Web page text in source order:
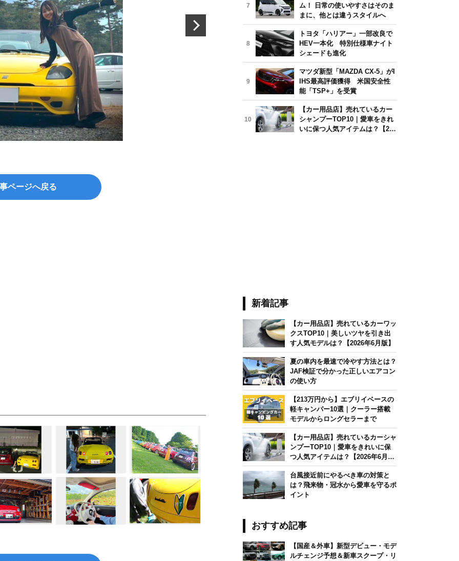
ページへ戻る
7
ム！ 日常の使いやすさはそのま
まに、他とは違うスタイルへ
8
トヨタ「ハリアー」一部改良で
HEV一本化 特別仕様車ナイト
シェードも進化
9
マツダ新型「MAZDA CX-5」がI
IHS最高評価獲得 米国安全性
能「TSP+」を受賞
10
【カー用品店】売れているカー
シャンプーTOP10｜愛車をきれ
いに保つ人気アイテムは？【202
新着記事
【カー用品店】売れているカーワッ
クスTOP10｜美しいツヤを引き出
す人気モデルは？【2026年6月版】
夏の車内を最速で冷やす方法とは？
JAF検証で分かった正しいエアコン
の使い方
【213万円から】エブリイベースの
軽キャンパー10選｜クーラー搭載
モデルからロングセラーまで
【カー用品店】売れているカーシャ
ンプーTOP10｜愛車をきれいに保
つ人気アイテムは？【2026年6月
版】
台風接近前にやるべき車の対策と
は？飛来物・冠水から愛車を守るポ
イント
おすすめ記事
【国産＆外車】新型デビュー・モデ
ルチェンジ予想＆新車スクープ・リ